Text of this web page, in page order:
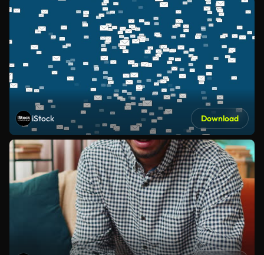
iStock Download